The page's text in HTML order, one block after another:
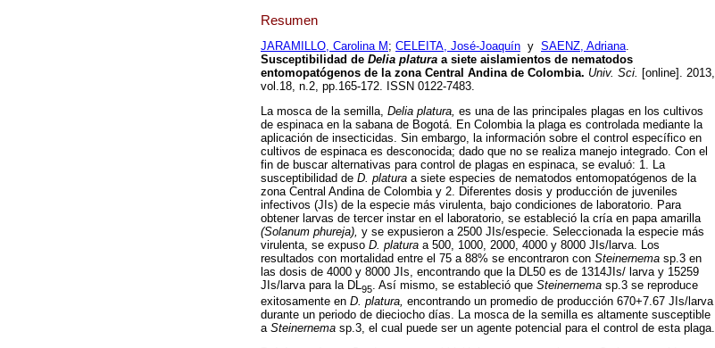
Resumen
JARAMILLO, Carolina M ; CELEITA, José-Joaquín y SAENZ, Adriana.
Susceptibilidad de Delia platura a siete aislamientos de nematodos
entomopatógenos de la zona Central Andina de Colombia. Univ. Sci. [online]. 2013,
vol.18, n.2, pp.165-172. ISSN 0122-7483.
La mosca de la semilla, Delia platura, es una de las principales plagas en los cultivos
de espinaca en la sabana de Bogotá. En Colombia la plaga es controlada mediante la
aplicación de insecticidas. Sin embargo, la información sobre el control específico en
cultivos de espinaca es desconocida; dado que no se realiza manejo integrado. Con el
fin de buscar alternativas para control de plagas en espinaca, se evaluó: 1. La
susceptibilidad de D. platura a siete especies de nematodos entomopatógenos de la
zona Central Andina de Colombia y 2. Diferentes dosis y producción de juveniles
infectivos (JIs) de la especie más virulenta, bajo condiciones de laboratorio. Para
obtener larvas de tercer instar en el laboratorio, se estableció la cría en papa amarilla
(Solanum phureja), y se expusieron a 2500 JIs/especie. Seleccionada la especie más
virulenta, se expuso D. platura a 500, 1000, 2000, 4000 y 8000 JIs/larva. Los
resultados con mortalidad entre el 75 a 88% se encontraron con Steinernema sp.3 en
las dosis de 4000 y 8000 JIs, encontrando que la DL50 es de 1314JIs/ larva y 15259
JIs/larva para la DL95. Así mismo, se estableció que Steinernema sp.3 se reproduce
exitosamente en D. platura, encontrando un promedio de producción 670+7.67 JIs/larva
durante un periodo de dieciocho días. La mosca de la semilla es altamente susceptible
a Steinernema sp.3, el cual puede ser un agente potencial para el control de esta plaga.